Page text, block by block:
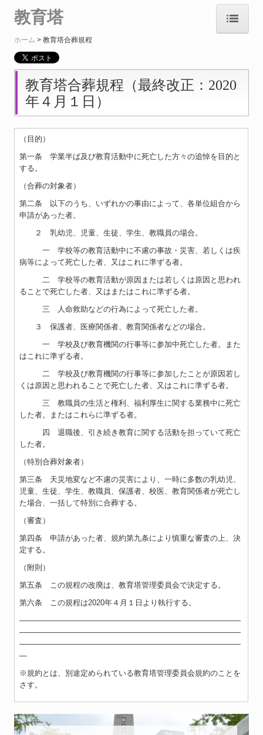
過去の教育祭
合葬者数
アクセス
教育塔
ホーム 教育塔合葬規程
教育塔合葬規程（最終改正：2020
年４月１日）
（目的）
第一条 学業半ば及び教育活動中に死亡した方々の追悼を目的と
する。
（合葬の対象者）
第二条 以下のうち、いずれかの事由によって、各単位組合から
申請があった者。
２ 乳幼児、児童、生徒、学生、教職員の場合。
一 学校等の教育活動中に不慮の事故・災害、若しくは疾
病等によって死亡した者、又はこれに準ずる者。
二 学校等の教育活動が原因または若しくは原因と思われ
ることで死亡した者、又はまたはこれに準ずる者。
三 人命救助などの行為によって死亡した者。
３ 保護者、医療関係者、教育関係者などの場合。
一 学校及び教育機関の行事等に参加中死亡した者。また
はこれに準ずる者。
二 学校及び教育機関の行事等に参加したことが原因若し
くは原因と思われることで死亡した者、又はこれに準ずる者。
三 教職員の生活と権利、福利厚生に関する業務中に死亡
した者。またはこれらに準ずる者。
四 退職後、引き続き教育に関する活動を担っていて死亡
した者。
（特別合葬対象者）
第三条 天災地変など不慮の災害により、一時に多数の乳幼児、
児童、生徒、学生、教職員、保護者、校医、教育関係者が死亡し
た場合、一括して特別に合葬する。
（審査）
第四条 申請があった者、規約第九条により慎重な審査の上、決
定する。
（附則）
第五条 この規程の改廃は、教育塔管理委員会で決定する。
第六条 この規程は2020年４月１日より執行する。
―――――――――――――――――――――――――――――
―――――――――――――――――――――――――――――
―――――――――――――――――――――――――――――
―
※規約とは、別途定められている教育塔管理委員会規約のことを
さす。